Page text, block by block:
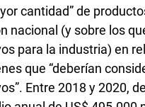
cantidad” de
nacional (y sobre los
para la industria) en
que “deberían
Entre 2018 y 2020,